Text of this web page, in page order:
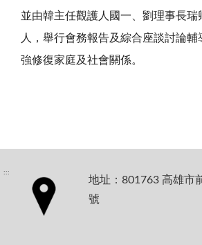
並由韓主任觀護人國一、劉理事長瑞
人，舉行會務報告及綜合座談討論輔
強修復家庭及社會關係。
:::
地址：801763 高雄市
號